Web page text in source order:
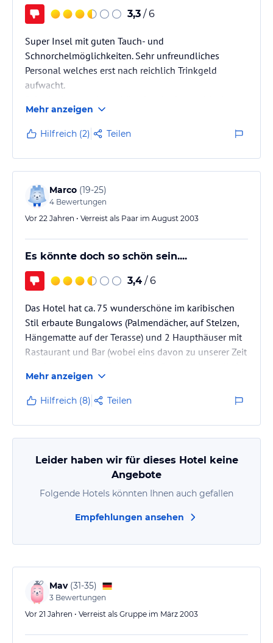
3,3 / 6
Super Insel mit guten Tauch- und
Schnorchelmöglichkeiten. Sehr unfreundliches
Personal welches erst nach reichlich Trinkgeld
aufwacht.
Service, schlechtem Essen und unfreundlichem
Personal sich selbst disqualifiziert. Die zur Gruppe
gehörenden 5 weiteren Hotels sind im Bezug auf
Essen und Personal identisch.
Mehr anzeigen
Hilfreich (2) Teilen
Marco (19-25)
4 Bewertungen
Vor 22 Jahren • Verreist als Paar im August 2003
Es könnte doch so schön sein....
3,4 / 6
Das Hotel hat ca. 75 wunderschöne im karibischen
Stil erbaute Bungalows (Palmendächer, auf Stelzen,
Hängematte auf der Terasse) und 2 Haupthäuser mit
Rastaurant und Bar (wobei eins davon zu unserer Zeit
der Mitte der Anlage sehr gepflegt war, aber Richtung
Ende der Anlage immer verwüsteter war.
Das muss man unbedingt machen:
Gegen 16:30 ein Taxi nehmen und zum Playe Sirena
fahrenund sich gegen 19:45 wieder abholen lassen
(kostet je Fahrt ca 6-10 US$). Playa…
Mehr anzeigen
Hilfreich (8) Teilen
Leider haben wir für dieses Hotel keine
Angebote
Folgende Hotels könnten Ihnen auch gefallen
Empfehlungen ansehen
Mav (31-35)
3 Bewertungen
Vor 21 Jahren • Verreist als Gruppe im März 2003